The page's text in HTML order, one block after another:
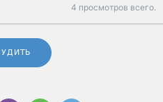
4 просмотров всего.